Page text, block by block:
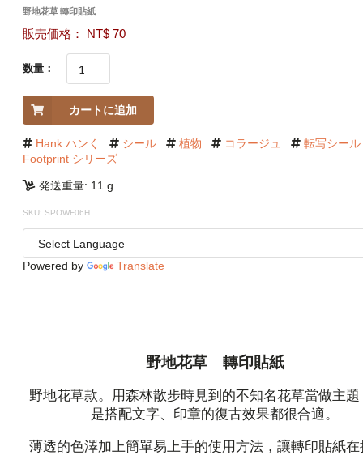
野地花草 轉印貼紙
販売価格： NT$ 70
数量：
カートに追加
Hank ハンく シール 植物 コラージュ
転写シール
Footprint シリーズ
発送重量: 11 g
SKU: SPOWF06H
Powered by Translate
野地花草 轉印貼紙
野地花草款。用森林散步時見到的不知名花草當做主題
是搭配文字、印章的復古效果都很合適。
薄透的色澤加上簡單易上手的使用方法，讓轉印貼紙在